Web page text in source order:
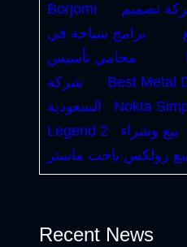
Borjomi
تصميم
برامج سياحة في
محامي تأسيس
شركة
Best Metal
السعودية
Nokta
Legend 2
بيع وشراء
رولكس ياخت ماستر
Recent News